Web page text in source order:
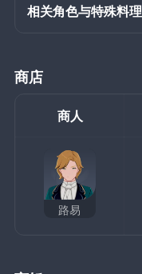
相关角色与特殊料理
商店
商人
路易